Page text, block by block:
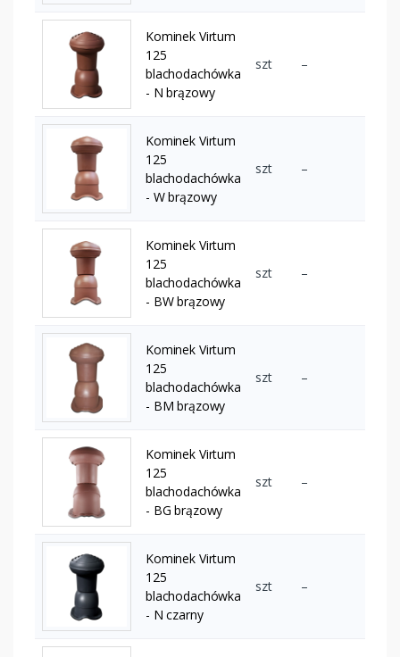
Kominek Virtum
125
blachodachówka
- N brązowy
szt –
Kominek Virtum
125
blachodachówka
- W brązowy
szt –
Kominek Virtum
125
blachodachówka
- BW brązowy
szt –
Kominek Virtum
125
blachodachówka
- BM brązowy
szt –
Kominek Virtum
125
blachodachówka
- BG brązowy
szt –
Kominek Virtum
125
blachodachówka
- N czarny
szt –